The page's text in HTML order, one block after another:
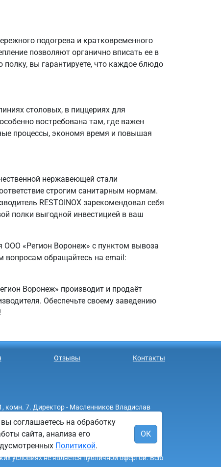
подогрева и кратковременного
позволяют органично вписать ее в
полку, вы гарантируете, что каждое блюдо
столовых, в пиццериях для
востребована там, где важен
процессы, экономя время и повышая
нержавеющей стали
строгим санитарным нормам.
RESTOINOX зарекомендовал себя
полки выгодной инвестицией в ваш
ООО «Регион Воронеж» с пунктом вывоза
вопросам обращайтесь на email:
Воронеж» производит и продаёт
Обеспечьте своему заведению
Отзывы Контакты
комн. 7. Директор - Масленников Владислав
условиях не является публичной офертой. Всю
соглашаетесь на обработку
сайта, анализа его
Политикой.
ОК